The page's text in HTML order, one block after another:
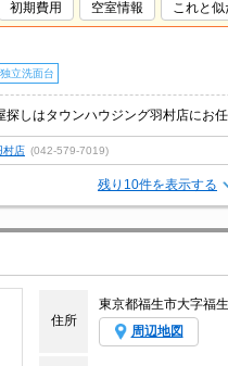
初期費用
空室情報 これと似
独立洗面台
しはタウンハウジング羽村店にお
村店 (042-579-7019)
残り10件を表示する
住所
東京都福生市大字福生
周辺地図